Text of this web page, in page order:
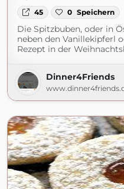
45 0 Speichern
Die Spitzbuben, oder in
neben den Vanillekipferl
Rezept in der
Dinner4Friends